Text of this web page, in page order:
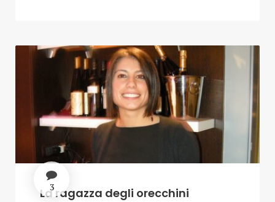
3
La ragazza degli orecchini